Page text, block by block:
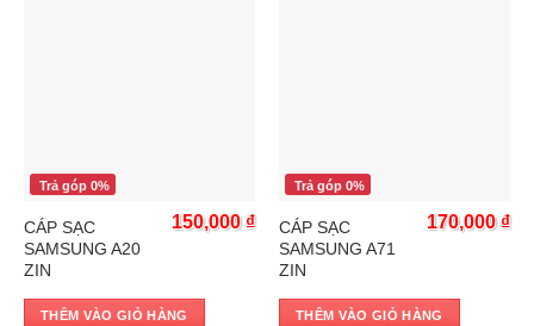
Trả góp 0%
CÁP SẠC
SAMSUNG A20
ZIN
150,000 ₫
THÊM VÀO GIỎ HÀNG
Trả góp 0%
CÁP SẠC
SAMSUNG A71
ZIN
170,000 ₫
THÊM VÀO GIỎ HÀNG